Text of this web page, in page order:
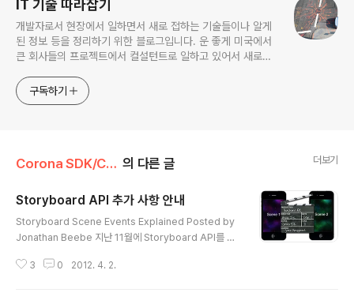
IT 기술 따라잡기
개발자로서 현장에서 일하면서 새로 접하는 기술들이나 알게
된 정보 등을 정리하기 위한 블로그입니다. 운 좋게 미국에서
큰 회사들의 프로젝트에서 컬설턴트로 일하고 있어서 새로운
사용되는 툴들에 대해 많은 분들과 정보를 공유하고 싶습니다.
구독하기
Corona SDK/Corona Doc 의 다른 글 더보기
Storyboard API 추가 사항 안내
Storyboard Scene Events Explained Posted by
Jonathan Beebe 지난 11월에 Storyboard API를 소
떻게 사용할 것인가에 대한 간단한 설명을 한 이후로 이 A
3 0 2012. 4. 2.